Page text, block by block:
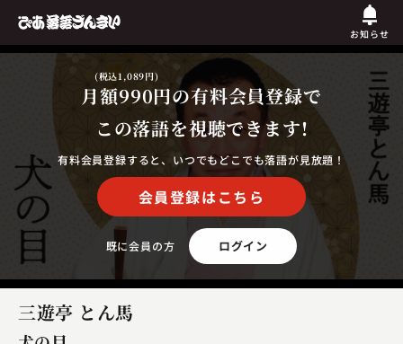
お知らせ
月額990円
(税込1,089円)
の有料会員登録で
この落語を視聴できます!
有料会員登録すると、いつでもどこでも落語が見放題！
会員登録はこちら
既に会員の方 ログイン
三遊亭 とん馬